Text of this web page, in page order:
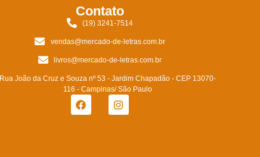
Contato
(19) 3241-7514
vendas@mercado-de-letras.com.br
livros@mercado-de-letras.com.br
Rua João da Cruz e Souza nº 53 - Jardim Chapadão - CEP 13070-
116 - Campinas/ São Paulo